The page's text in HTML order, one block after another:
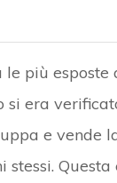
le più esposte
si era
e
Questa